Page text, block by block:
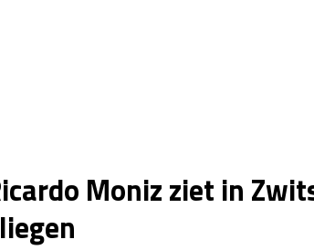
Moniz ziet in